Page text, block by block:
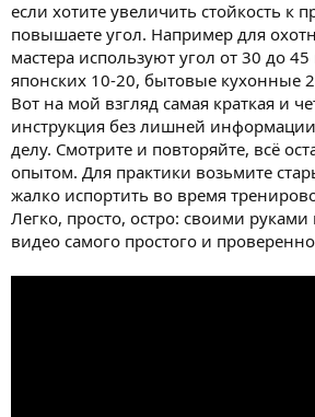
если хотите увеличить стойкость к
повышаете угол. Например для
мастера используют угол от 30 до 45
японских 10-20, бытовые кухонные
Вот на мой взгляд самая краткая и
инструкция без лишней
делу. Смотрите и повторяйте, всё
опытом. Для практики возьмите
жалко испортить во время
Легко, просто, остро: своими
видео самого простого и